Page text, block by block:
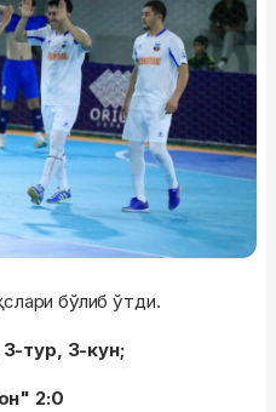
бўлиб ўтди.
тур, 3-кун;
2:0